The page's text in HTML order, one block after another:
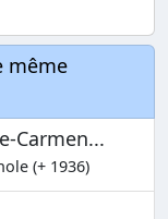
même
Carmen...
(+ 1936)